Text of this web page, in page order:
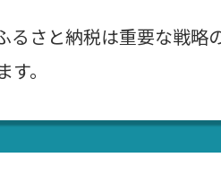
さと納税は重要な戦略
。